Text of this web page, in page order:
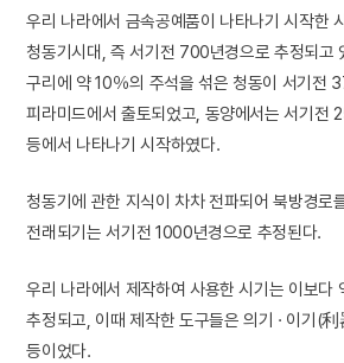
우리 나라에서 금속공예품이 나타나기 시작한
청동기시대, 즉 서기전 700년경으로 추정되고
구리에 약 10％의 주석을 섞은 청동이 서기전
피라미드에서 출토되었고, 동양에서는 서기전
등에서 나타나기 시작하였다.
청동기에 관한 지식이 차차 전파되어 북방경로
전래되기는 서기전 1000년경으로 추정된다.
우리 나라에서 제작하여 사용한 시기는 이보다
추정되고, 이때 제작한 도구들은 의기 · 이기(
등이었다.